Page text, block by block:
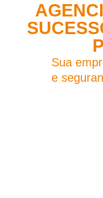
Sua
e